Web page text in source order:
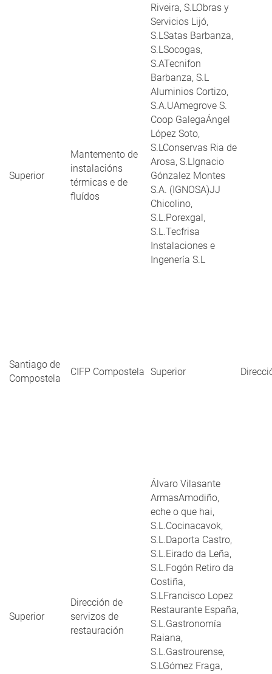
Riveira, S.LObras y
Servicios Lijó,
S.LSatas Barbanza,
S.LSocogas,
S.ATecnifon
Barbanza, S.L
Superior
Mantemento de
instalacións
térmicas e de
fluídos
Aluminios Cortizo,
S.A.UAmegrove S.
Coop GalegaÁngel
López Soto,
S.LConservas Ria de
Arosa, S.LIgnacio
Gónzalez Montes
S.A. (IGNOSA)JJ
Chicolino,
S.L.Porexgal,
S.L.Tecfrisa
Instalaciones e
Ingenería S.L
Santiago de
Compostela
CIFP Compostela Superior
Superior
Dirección de
servizos de
restauración
Álvaro Vilasante
ArmasAmodiño,
eche o que hai,
S.L.Cocinacavok,
S.L.Daporta Castro,
S.L.Eirado da Leña,
S.L.Fogón Retiro da
Costiña,
S.LFrancisco Lopez
Restaurante España,
S.L.Gastronomía
Raiana,
S.L.Gastrourense,
S.LGómez Fraga,